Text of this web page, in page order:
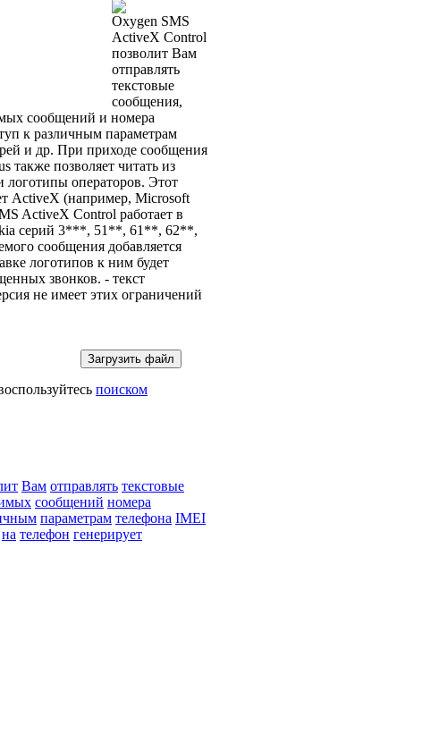
Oxygen SMS
ActiveX Control
позволит Вам
отправлять
текстовые
сообщения,
сообщений и номера
к различным параметрам
и др. При приходе сообщения
также позволяет читать из
операторов. Этот
ActiveX (например, Microsoft
ActiveX Control работает в
серий 3***, 51**, 61**, 62**,
сообщения добавляется
логотипов к ним будет
звонков. - текст
не имеет этих ограничений
поиском
Вам отправлять текстовые
сообщений номера
параметрам телефона IMEI
на телефон генерирует